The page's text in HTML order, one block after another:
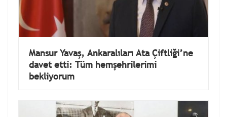
Mansur Yavaş, Ankaralıları Ata Çiftliği’ne
davet etti: Tüm hemşehrilerimi
bekliyorum